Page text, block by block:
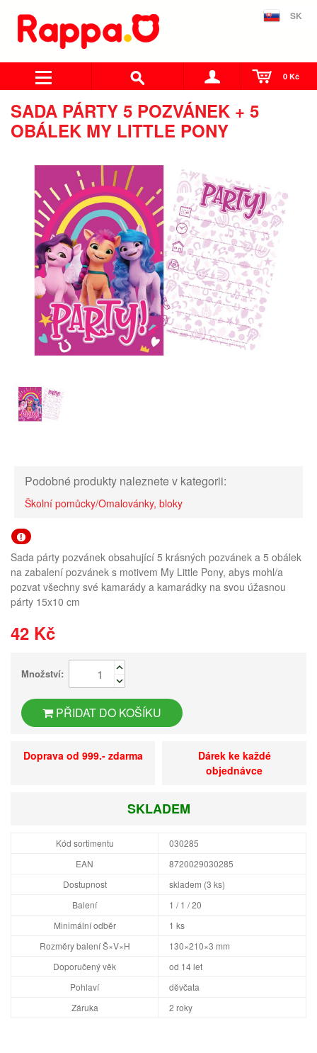
SK
0 Kč
SADA PÁRTY 5 POZVÁNEK + 5
OBÁLEK MY LITTLE PONY
Podobné produkty naleznete v kategorii:
Školní pomůcky/Omalovánky, bloky
Sada párty pozvánek obsahující 5 krásných pozvánek a 5 obálek
na zabalení pozvánek s motivem My Little Pony, abys mohl/a
pozvat všechny své kamarády a kamarádky na svou úžasnou
párty 15x10 cm
42 Kč
Množství:
PŘIDAT DO KOŠÍKU
Doprava od 999.- zdarma
Dárek ke každé
objednávce
SKLADEM
Kód sortimentu
030285
EAN
8720029030285
Dostupnost
skladem (3 ks)
Balení
1 / 1 / 20
Minimální odběr
1 ks
Rozměry balení Š×V×H
130×210×3 mm
Doporučený věk
od 14 let
Pohlaví
děvčata
Záruka
2 roky